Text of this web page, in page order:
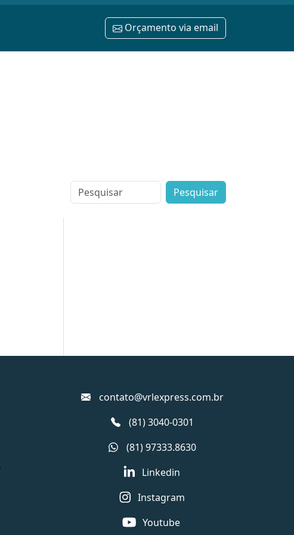
Orçamento via email
Search
for:
contato@vrlexpress.com.br
(81) 3040-0301
(81) 97333.8630
Linkedin
Instagram
Youtube